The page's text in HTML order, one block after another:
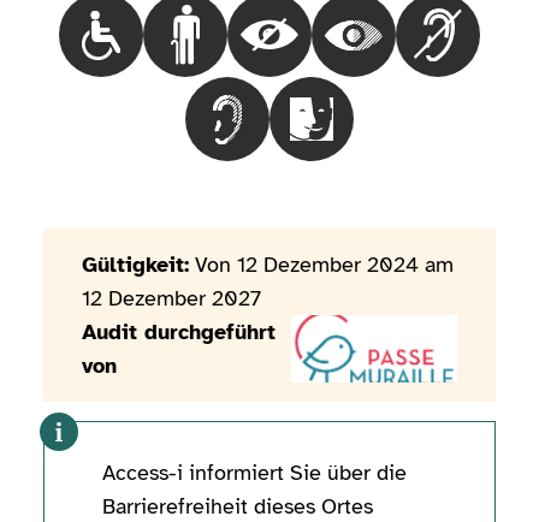
Choisir le besoinRollstuhlfahrende Menschen
Choisir le besoinMenschen mit
Choisir le besoinBlinde
Choisir leChoisir le
Choisir le besoinMenschen mit
Choisir le
Gültigkeit: Von 12 Dezember 2024 am
12 Dezember 2027
Audit durchgeführt
von
Access-i informiert Sie über die
Barrierefreiheit dieses Ortes